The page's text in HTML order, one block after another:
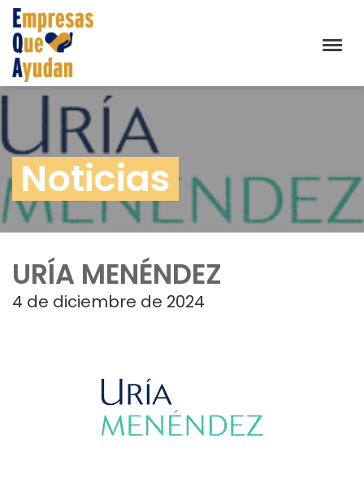
Noticias
URÍA MENÉNDEZ
4 de diciembre de 2024